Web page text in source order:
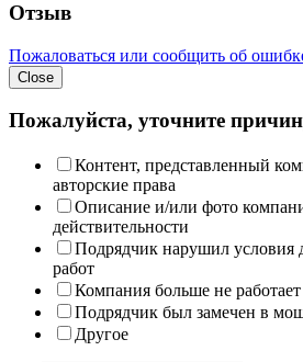
Отзыв
Пожаловаться или сообщить об
Close
Пожалуйста, уточните
Контент, представленный
авторские права
Описание и/или фото
действительности
Подрядчик нарушил условия
работ
Компания больше не работает
Подрядчик был замечен в
Другое